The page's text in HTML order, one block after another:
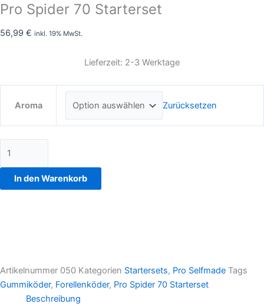
Pro Spider 70 Starterset
56,99 € inkl. 19% MwSt.
Lieferzeit: 2-3 Werktage
Aroma Zurücksetzen
In den Warenkorb
Artikelnummer 050 Kategorien Startersets, Pro Selfmade Tags
Gummiköder, Forellenköder, Pro Spider 70 Starterset
Beschreibung